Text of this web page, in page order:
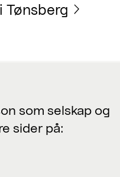
Tønsberg
som selskap og
sider på: